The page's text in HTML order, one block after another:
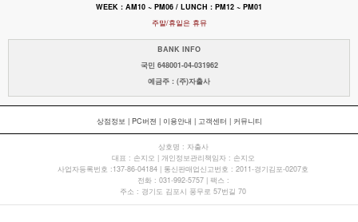
WEEK : AM10 ~ PM06 / LUNCH : PM12 ~ PM01
주말/휴일은 휴뮤
BANK INFO
국민 648001-04-031962
예금주 : (주)자출사
상점정보 | PC버젼 | 이용안내 | 고객센터 | 커뮤니티
상호명 : 자출사
대표 : 손지오 | 개인정보관리책임자 : 손지오
사업자등록번호 :137-86-04184 | 통신판매업신고번호 : 2011-경기김포-0207호
전화 : 031-992-5757 | 팩스 :
주소 : 경기도 김포시 풍무로 57번길 70